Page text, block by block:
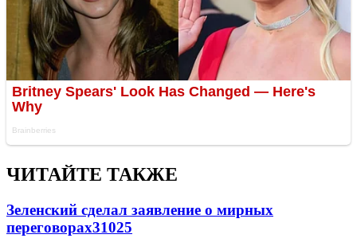
ЧИТАЙТЕ ТАКЖЕ
Зеленский сделал заявление о мирных
переговорах31025